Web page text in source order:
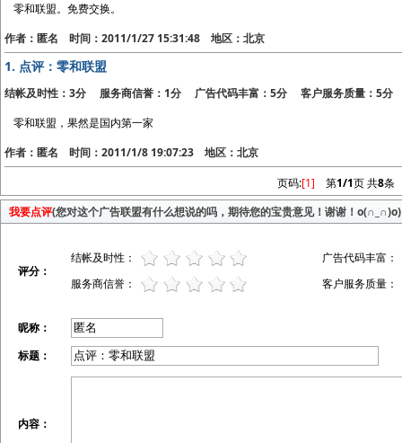
零和联盟。免费交换。
作者：匿名 时间：2011/1/27 15:31:48 地区：北京
1. 点评：零和联盟
结帐及时性：3分 服务商信誉：1分 广告代码丰富：5分 客户服务质量：5分
零和联盟，果然是国内第一家
作者：匿名 时间：2011/1/8 19:07:23 地区：北京
页码:[1] 第1/1页 共8条
我要点评(您对这个广告联盟有什么想说的吗，期待您的宝贵意见！谢谢！o(∩_∩)o)
评分：
结帐及时性：
广告代码丰富：
服务商信誉：
客户服务质量：
昵称：
标题：
内容：